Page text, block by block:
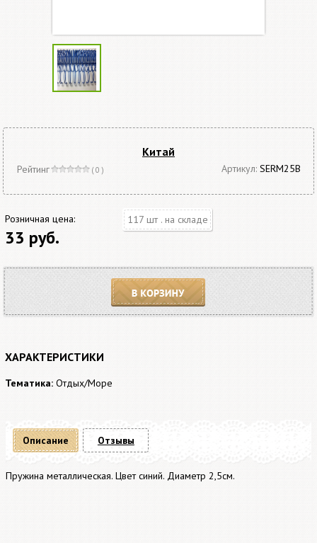
Китай
Рейтинг ( 0 ) Артикул: SERM25B
Розничная цена:
33 руб.
117 шт . на складе
В корзину
ХАРАКТЕРИСТИКИ
Тематика: Отдых/Море
Описание
Пружина металлическая. Цвет синий. Диаметр 2,5см.
Отзывы